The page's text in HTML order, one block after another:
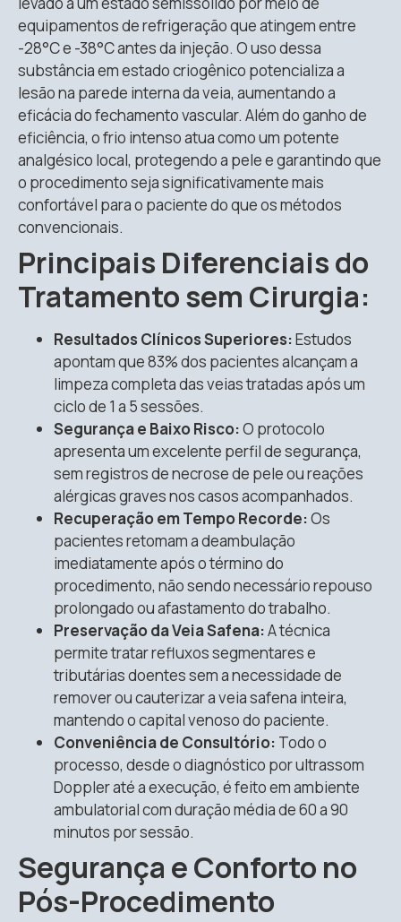
equipamentos de refrigeração que atingem entre
-28°C e -38°C antes da injeção. O uso dessa
substância em estado criogênico potencializa a
lesão na parede interna da veia, aumentando a
eficácia do fechamento vascular. Além do ganho de
eficiência, o frio intenso atua como um potente
analgésico local, protegendo a pele e garantindo que
o procedimento seja significativamente mais
confortável para o paciente do que os métodos
convencionais.
Principais Diferenciais do
Tratamento sem Cirurgia:
Resultados Clínicos Superiores:Estudos
apontam que 83% dos pacientes alcançam a
limpeza completa das veias tratadas após um
ciclo de 1 a 5 sessões.
Segurança e Baixo Risco:O protocolo
apresenta um excelente perfil de segurança,
sem registros de necrose de pele ou reações
alérgicas graves nos casos acompanhados.
Recuperação em Tempo Recorde:Os
pacientes retomam a deambulação
imediatamente após o término do
procedimento, não sendo necessário repouso
prolongado ou afastamento do trabalho.
Preservação da Veia Safena:A técnica
permite tratar refluxos segmentares e
tributárias doentes sem a necessidade de
remover ou cauterizar a veia safena inteira,
mantendo o capital venoso do paciente.
Conveniência de Consultório: Todo o
processo, desde o diagnóstico por ultrassom
Doppler até a execução, é feito em ambiente
ambulatorial com duração média de 60 a 90
minutos por sessão.
Segurança e Conforto no
Pós-Procedimento